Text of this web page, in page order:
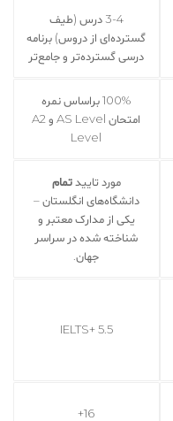
3-4 درس (طیف
گسترده‌ای از دروس) برنامه
درسی گسترده‌تر و جامع‌تر
100% براساس نمره
امتحان AS Level و A2
Level
مورد تاییدتمام
دانشگاه‌های انگلستان –
یکی از مدارک معتبر و
شناخته شده در سراسر
جهان.
5.5 +IELTS
16+